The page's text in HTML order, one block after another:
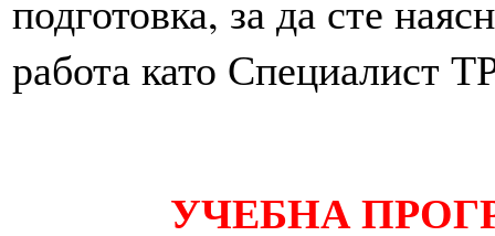
подготовка, за да сте
работа като Специалист
УЧЕБНА